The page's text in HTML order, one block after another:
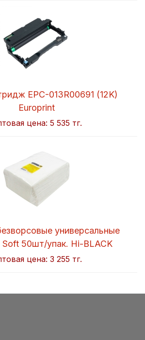
EPC-013R00691 (12K)
Europrint
цена: 5 535 тг.
универсальные
50шт/упак. Hi-BLACK
цена: 3 255 тг.